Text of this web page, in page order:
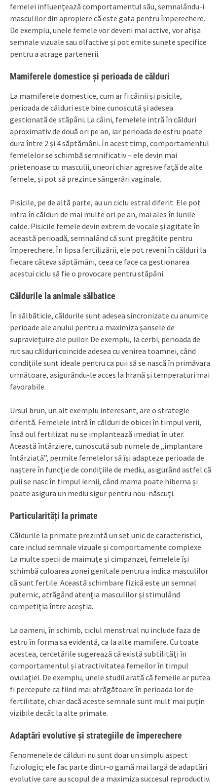
femelei influențează comportamentul său, semnalându-i
masculilor din apropiere că este gata pentru împerechere.
De exemplu, unele femele vor deveni mai active, vor afișa
semnale vizuale sau olfactive și pot emite sunete specifice
pentru a atrage partenerii.
Mamiferele domestice și perioada de călduri
La mamiferele domestice, cum ar fi câinii și pisicile,
perioada de călduri este bine cunoscută și adesea
gestionată de stăpâni. La câini, femelele intră în călduri
aproximativ de două ori pe an, iar perioada de estru poate
dura între 2 și 4 săptămâni. În acest timp, comportamentul
femelelor se schimbă semnificativ – ele devin mai
prietenoase cu masculii, uneori chiar agresive față de alte
femele, și pot să prezinte sângerări vaginale.
Pisicile, pe de altă parte, au un ciclu estral diferit. Ele pot
intra în călduri de mai multe ori pe an, mai ales în lunile
calde. Pisicile femele devin extrem de vocale și agitate în
această perioadă, semnalând că sunt pregătite pentru
împerechere. În lipsa fertilizării, ele pot reveni în călduri la
fiecare câteva săptămâni, ceea ce face ca gestionarea
acestui ciclu să fie o provocare pentru stăpâni.
Căldurile la animale sălbatice
În sălbăticie, căldurile sunt adesea sincronizate cu anumite
perioade ale anului pentru a maximiza șansele de
supraviețuire ale puilor. De exemplu, la cerbi, perioada de
rut sau călduri coincide adesea cu venirea toamnei, când
condițiile sunt ideale pentru ca puii să se nască în primăvara
următoare, asigurându-le acces la hrană și temperaturi mai
favorabile.
Ursul brun, un alt exemplu interesant, are o strategie
diferită. Femelele intră în călduri de obicei în timpul verii,
însă oul fertilizat nu se implantează imediat în uter.
Această întârziere, cunoscută sub numele de „implantare
întârziată”, permite femelelor să își adapteze perioada de
naștere în funcție de condițiile de mediu, asigurând astfel că
puii se nasc în timpul iernii, când mama poate hiberna și
poate asigura un mediu sigur pentru nou-născuți.
Particularități la primate
Căldurile la primate prezintă un set unic de caracteristici,
care includ semnale vizuale și comportamente complexe.
La multe specii de maimuțe și cimpanzei, femelele își
schimbă culoarea zonei genitale pentru a indica masculilor
că sunt fertile. Această schimbare fizică este un semnal
puternic, atrăgând atenția masculilor și stimulând
competiția între aceștia.
La oameni, în schimb, ciclul menstrual nu include faza de
estru în forma sa evidentă, ca la alte mamifere. Cu toate
acestea, cercetările sugerează că există subtilități în
comportamentul și atractivitatea femeilor în timpul
ovulației. De exemplu, unele studii arată că femeile ar putea
fi percepute ca fiind mai atrăgătoare în perioada lor de
fertilitate, chiar dacă aceste semnale sunt mult mai puțin
vizibile decât la alte primate.
Adaptări evolutive și strategiile de împerechere
Fenomenele de călduri nu sunt doar un simplu aspect
fiziologic; ele fac parte dintr-o gamă mai largă de adaptări
evolutive care au scopul de a maximiza succesul reproductiv.